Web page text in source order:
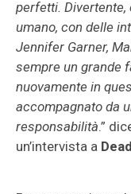
perfetti. Divertente,
umano, con delle
Jennifer Garner,
sempre un grande
nuovamente in
accompagnato da
responsabilità.”
un’intervista a